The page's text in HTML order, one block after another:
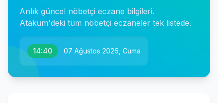
Anlık güncel nöbetçi eczane bilgileri.
Atakum'deki tüm nöbetçi eczaneler tek listede.
14:40 07 Ağustos 2026, Cuma